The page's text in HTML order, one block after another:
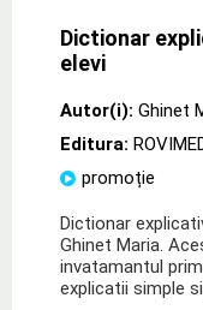
Dictionar
elevi
Autor(i): Ghinet
Editura:
promoție
Dictionar
Ghinet Maria.
invatamantul
explicatii simple